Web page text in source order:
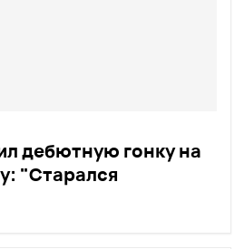
дебютную гонку на
"Старался